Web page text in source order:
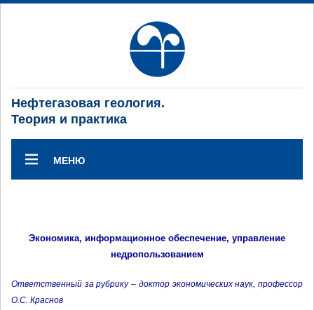
Нефтегазовая геология.
Теория и практика
МЕНЮ
Экономика, информационное обеспечение, управление
недропользованием
Ответственный за рубрику – доктор экономических наук, профессор
О.С. Краснов